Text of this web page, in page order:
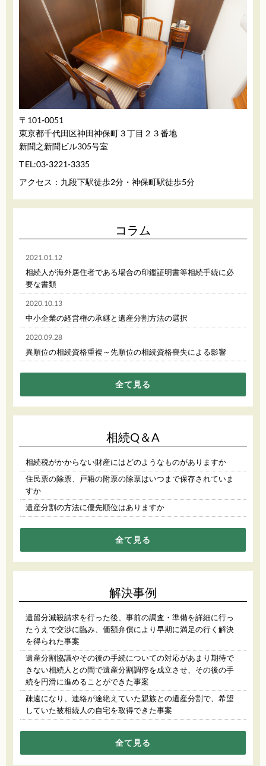
〒101-0051
東京都千代田区神田神保町３丁目２３番地
新聞之新聞ビル305号室
TEL:03-3221-3335
アクセス：九段下駅徒歩2分・神保町駅徒歩5分
コラム
2021.01.12
相続人が海外居住者である場合の印鑑証明書等相続手続に必
要な書類
2020.10.13
中小企業の経営権の承継と遺産分割方法の選択
2020.09.28
異順位の相続資格重複～先順位の相続資格喪失による影響
全て見る
相続Q＆A
相続税がかからない財産にはどのようなものがありますか
住民票の除票、戸籍の附票の除票はいつまで保存されていま
すか
遺産分割の方法に優先順位はありますか
全て見る
解決事例
遺留分減殺請求を行った後、事前の調査・準備を詳細に行っ
たうえで交渉に臨み、価額弁償により早期に満足の行く解決
を得られた事案
遺産分割協議やその後の手続についての対応があまり期待で
きない相続人との間で遺産分割調停を成立させ、その後の手
続を円滑に進めることができた事案
疎遠になり、連絡が途絶えていた親族との遺産分割で、希望
していた被相続人の自宅を取得できた事案
全て見る